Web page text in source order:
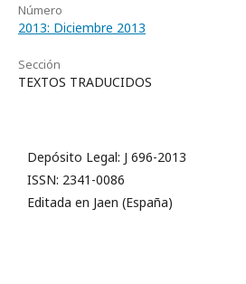
Número
2013: Diciembre 2013
Sección
TEXTOS TRADUCIDOS
Depósito Legal: J 696-2013
ISSN: 2341-0086
Editada en Jaen (España)